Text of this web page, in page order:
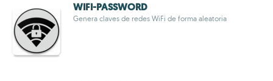
WIFI-PASSWORD
Genera claves de redes WiFi de forma aleatoria